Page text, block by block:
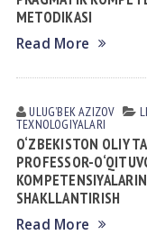
METODIKASI
Read More
ULUGʼBEK АZIZOV
TEXNOLOGIYALАRI
O‘ZBEKISTON OLIY
PROFESSOR-
SHAKLLANTIRISH
Read More